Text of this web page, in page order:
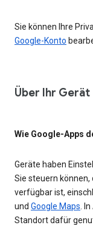
Sie können Ihre
Google-Konto
Über Ihr Gerät
Wie Google-Apps
Geräte haben
Sie steuern
verfügbar ist,
und Google Maps.
Standort dafür